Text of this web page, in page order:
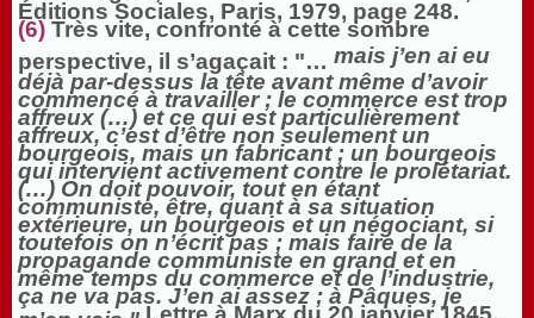
Éditions Sociales, Paris, 1979, page 248.
(6) Très vite, confronté à cette sombre
perspective, il s’agaçait : "… mais j’en ai eu
déjà par-dessus la tête avant même d’avoir
commencé à travailler ; le commerce est trop
affreux (…) et ce qui est particulièrement
affreux, c’est d’être non seulement un
bourgeois, mais un fabricant ; un bourgeois
qui intervient activement contre le prolétariat.
(…) On doit pouvoir, tout en étant
communiste, être, quant à sa situation
extérieure, un bourgeois et un négociant, si
toutefois on n’écrit pas ; mais faire de la
propagande communiste en grand et en
même temps du commerce et de l’industrie,
ça ne va pas. J’en ai assez ; à Pâques, je